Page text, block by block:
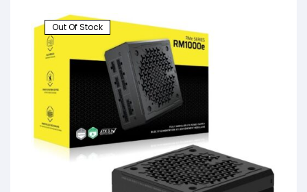
Out Of Stock